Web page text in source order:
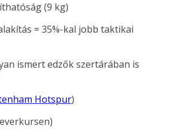
(9 kg)
= 35%-kal jobb taktikai
ismert edzők szertárában is
Hotspur)